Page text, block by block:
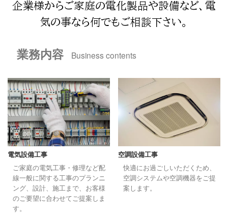
企業様からご家庭の電化製品や設備など、電
気の事なら何でもご相談下さい。
業務内容 Business contents
電気設備工事
ご家庭の電気工事・修理など配
線一般に関する工事のプランニ
ング、設計、施工まで、お客様
のご要望に合わせてご提案しま
す。
空調設備工事
快適にお過ごしいただくため、
空調システムや空調機器をご提
案します。